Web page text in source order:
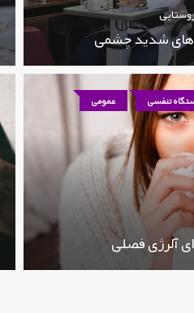
شدید چشمی
تنفسی عمومی
آلرژی فصلی